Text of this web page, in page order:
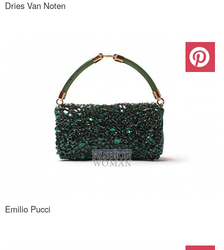
Dries Van Noten
Emilio Pucci